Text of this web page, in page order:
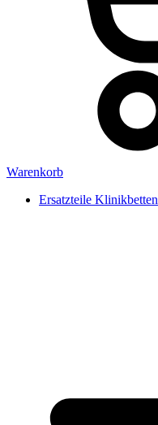
Warenkorb
Ersatzteile Klinikbetten